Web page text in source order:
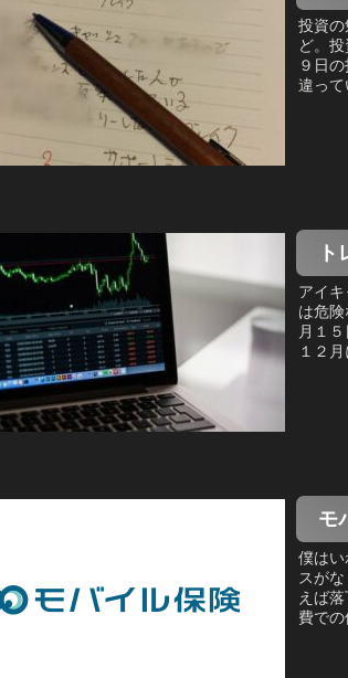
投資
ど。
９日
違って
アイ
は危
月１
１２
モ
僕は
スが
えば
費で